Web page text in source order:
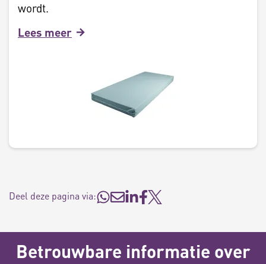
wordt.
Lees meer
Deel deze pagina via:
Betrouwbare informatie over